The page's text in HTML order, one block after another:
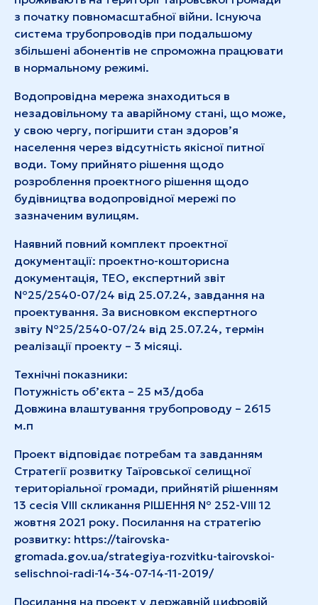
з початку повномасштабної війни. Існуюча
система трубопроводів при подальшому
збільшені абонентів не спроможна працювати
в нормальному режимі.
Водопровідна мережа знаходиться в
незадовільному та аварійному стані, що може,
у свою чергу, погіршити стан здоров’я
населення через відсутність якісної питної
води. Тому прийнято рішення щодо
розроблення проектного рішення щодо
будівництва водопровідної мережі по
зазначеним вулицям.
Наявний повний комплект проектної
документації: проектно-кошторисна
документація, ТЕО, експертний звіт
№25/2540-07/24 від 25.07.24, завдання на
проектування. За висновком експертного
звіту №25/2540-07/24 від 25.07.24, термін
реалізації проекту – 3 місяці.
Технічні показники:
Потужність об’єкта – 25 м3/доба
Довжина влаштування трубопроводу – 2615
м.п
Проект відповідає потребам та завданням
Стратегії розвитку Таїровської селищної
територіальної громади, прийнятій рішенням
13 сесія VIIІ скликання РІШЕННЯ № 252-VIIІ 12
жовтня 2021 року. Посилання на стратегію
розвитку: https://tairovska-
gromada.gov.ua/strategiya-rozvitku-tairovskoi-
selischnoi-radi-14-34-07-14-11-2019/
Посилання на проект у державній цифровій